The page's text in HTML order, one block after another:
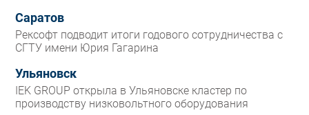
Саратов
Рексофт подводит итоги годового сотрудничества с
СГТУ имени Юрия Гагарина
Ульяновск
IEK GROUP открыла в Ульяновске кластер по
производству низковольтного оборудования